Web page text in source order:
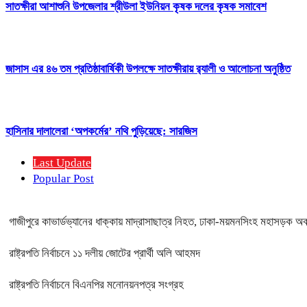
সাতক্ষীরা আশাশুনি উপজেলার শ্রীউলা ইউনিয়ন কৃষক দলের কৃষক সমাবেশ
জাসাস এর ৪৬ তম প্রতিষ্ঠাবার্ষিকী উপলক্ষে সাতক্ষীরায় র‍্যালী ও আলোচনা অনুষ্ঠিত
হাসিনার দালালেরা ‘অপকর্মের’ নথি পুড়িয়েছে: সারজিস
Last Update
Popular Post
গাজীপুরে কাভার্ডভ্যানের ধাক্কায় মাদ্রাসাছাত্র নিহত, ঢাকা-ময়মনসিংহ মহাসড়ক
রাষ্ট্রপতি নির্বাচনে ১১ দলীয় জোটের প্রার্থী অলি আহমদ
রাষ্ট্রপতি নির্বাচনে বিএনপির মনোনয়নপত্র সংগ্রহ